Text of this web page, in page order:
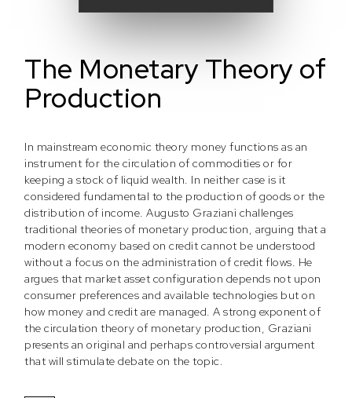
The Monetary Theory of
Production
In mainstream economic theory money functions as an
instrument for the circulation of commodities or for
keeping a stock of liquid wealth. In neither case is it
considered fundamental to the production of goods or the
distribution of income. Augusto Graziani challenges
traditional theories of monetary production, arguing that a
modern economy based on credit cannot be understood
without a focus on the administration of credit flows. He
argues that market asset configuration depends not upon
consumer preferences and available technologies but on
how money and credit are managed. A strong exponent of
the circulation theory of monetary production, Graziani
presents an original and perhaps controversial argument
that will stimulate debate on the topic.